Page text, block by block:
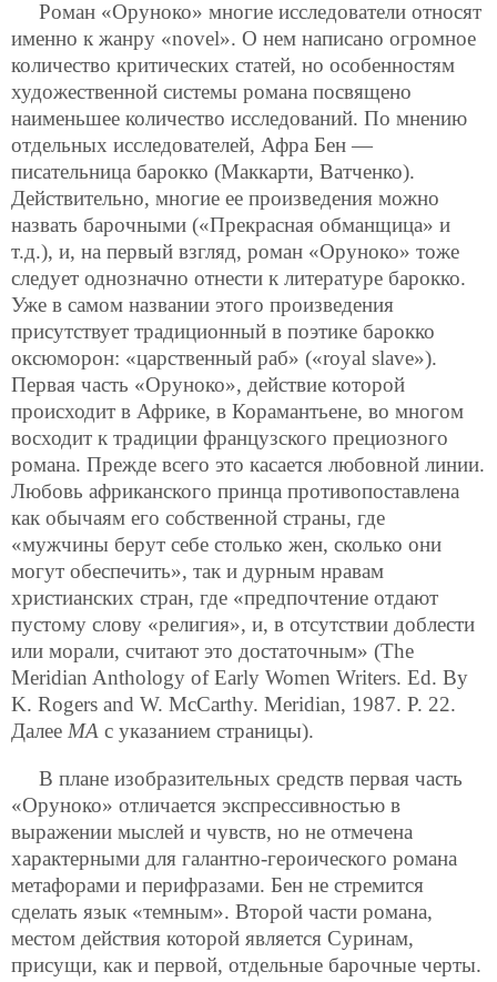
Роман «Оруноко» многие исследователи относят
именно к жанру «novel». О нем написано огромное
количество критических статей, но особенностям
художественной системы романа посвящено
наименьшее количество исследований. По мнению
отдельных исследователей, Афра Бен —
писательница барокко (Маккарти, Ватченко).
Действительно, многие ее произведения можно
назвать барочными («Прекрасная обманщица» и
т.д.), и, на первый взгляд, роман «Оруноко» тоже
следует однозначно отнести к литературе барокко.
Уже в самом названии этого произведения
присутствует традиционный в поэтике барокко
оксюморон: «царственный раб» («royal slave»).
Первая часть «Оруноко», действие которой
происходит в Африке, в Корамантьене, во многом
восходит к традиции французского прециозного
романа. Прежде всего это касается любовной линии.
Любовь африканского принца противопоставлена
как обычаям его собственной страны, где
«мужчины берут себе столько жен, сколько они
могут обеспечить», так и дурным нравам
христианских стран, где «предпочтение отдают
пустому слову «религия», и, в отсутствии доблести
или морали, считают это достаточным» (The
Meridian Anthology of Early Women Writers. Ed. By
K. Rogers and W. McCarthy. Meridian, 1987. P. 22.
Далее МА с указанием страницы).
В плане изобразительных средств первая часть
«Оруноко» отличается экспрессивностью в
выражении мыслей и чувств, но не отмечена
характерными для галантно-героического романа
метафорами и перифразами. Бен не стремится
сделать язык «темным». Второй части романа,
местом действия которой является Суринам,
присущи, как и первой, отдельные барочные черты.